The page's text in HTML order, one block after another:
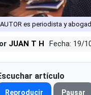
es periodista y
JUAN T H Fecha: 19/
artículo
Reproducir Pausar